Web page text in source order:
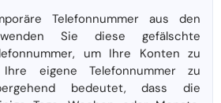
Telefonnummer aus den
Sie diese gefälschte
um Ihre Konten zu
eigene Telefonnummer zu
bedeutet, dass die